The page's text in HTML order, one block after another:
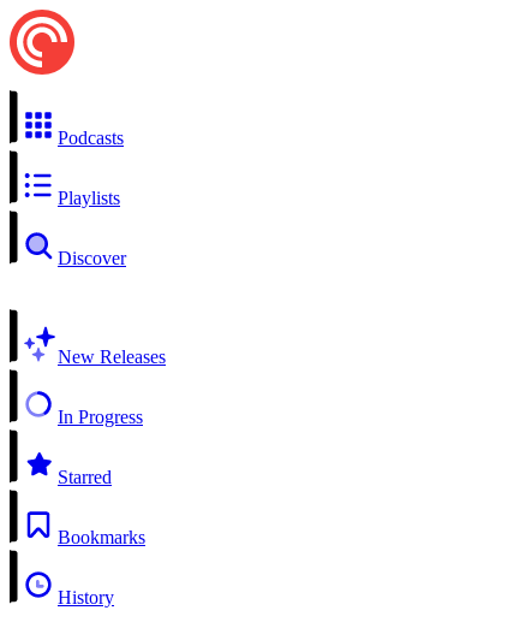
Podcasts
Playlists
Discover
New Releases
In Progress
Starred
Bookmarks
History